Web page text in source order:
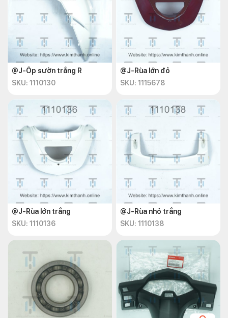
@J-Ốp sườn trắng R
SKU: 1110130
@J-Rùa lớn đỏ
SKU: 1115678
@J-Rùa lớn trắng
SKU: 1110136
@J-Rùa nhỏ trắng
SKU: 1110138